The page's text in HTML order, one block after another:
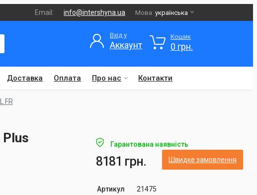
Email: info@intershyna.ua Мова: українська
Доставка Оплата Про нас Контакти
Вхід у
Аккаунт
Кошик
0 грн.
FR
Plus
Гарантована наявність
8181 грн. Швидке замовлення
Артикул 21475